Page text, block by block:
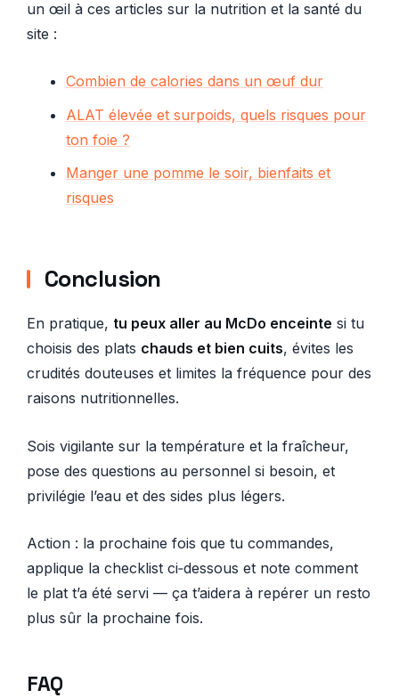
un œil à ces articles sur la nutrition et la santé du
site :
Combien de calories dans un œuf dur
ALAT élevée et surpoids, quels risques pour
ton foie ?
Manger une pomme le soir, bienfaits et
risques
Conclusion
En pratique, tu peux aller au McDo enceinte si tu
choisis des plats chauds et bien cuits, évites les
crudités douteuses et limites la fréquence pour des
raisons nutritionnelles.
Sois vigilante sur la température et la fraîcheur,
pose des questions au personnel si besoin, et
privilégie l’eau et des sides plus légers.
Action : la prochaine fois que tu commandes,
applique la checklist ci‑dessous et note comment
le plat t’a été servi — ça t’aidera à repérer un resto
plus sûr la prochaine fois.
FAQ